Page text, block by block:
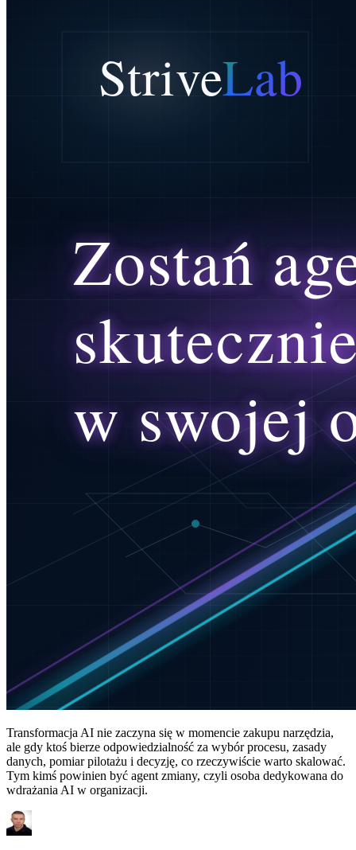
Transformacja AI nie zaczyna się w momencie zakupu narzędzia,
ale gdy ktoś bierze odpowiedzialność za wybór procesu, zasady
danych, pomiar pilotażu i decyzję, co rzeczywiście warto skalować.
Tym kimś powinien być agent zmiany, czyli osoba dedykowana do
wdrażania AI w organizacji.